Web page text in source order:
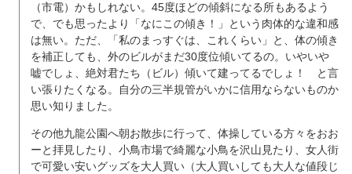
（市電）かもしれない。45度ほどの傾斜になる所もあるよう
で、でも思ったより「なにこの傾き！」という肉体的な違和感
は無い。ただ、「私のまっすぐは、これくらい」と、体の傾き
を補正しても、外のビルがまだ30度位傾いてるの。いやいや
嘘でしょ、絶対君たち（ビル）傾いて建ってるでしょ！ と言
い張りたくなる。自分の三半規管がいかに信用ならないものか
思い知りました。
その他九龍公園へ朝お散歩に行って、体操している方々をおお
ーと拝見したり、小鳥市場で綺麗な小鳥を沢山見たり、女人街
で可愛い安いグッズを大人買い（大人買いしても大人な値段じ